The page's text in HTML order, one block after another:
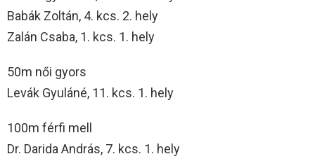
Babák Zoltán, 4. kcs. 2. hely
Zalán Csaba, 1. kcs. 1. hely
50m női gyors
Levák Gyuláné, 11. kcs. 1. hely
100m férfi mell
Dr. Darida András, 7. kcs. 1. hely